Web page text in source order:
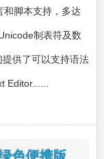
和脚本支持，多达
制表符及数
供了可以支持语法
Editor......